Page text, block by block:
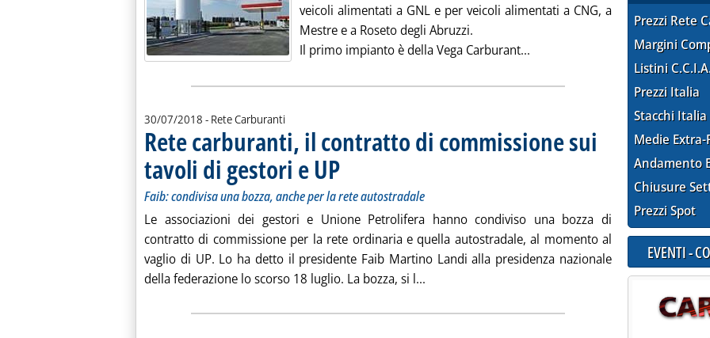
veicoli alimentati a GNL e per veicoli alimentati a CNG, a
Mestre e a Roseto degli Abruzzi.
Il primo impianto è della Vega Carburant... Leggi tutta la notizia: 'GNL
30/07/2018 - Rete Carburanti
Rete carburanti, il contratto di commissione sui
tavoli di gestori e UP. Sottotitolo: Faib: condivisa una bozza, anche per la rete autostradale
. Pubblicata lunedì 30 luglio 2018 alle 13.34.
Faib: condivisa una bozza, anche per la rete autostradale
Le associazioni dei gestori e Unione Petrolifera hanno condiviso una bozza di
contratto di commissione per la rete ordinaria e quella autostradale, al momento al
vaglio di UP. Lo ha detto il presidente Faib Martino Landi alla presidenza nazionale
della federazione lo scorso 18 luglio. La bozza, si l... Leggi tutta la notizia: 'Rete carburanti, il
Prezzi Rete
Margini
Listini
Prezzi Italia
Stacchi Italia
Medie Extra-
Andamento
Chiusure
Prezzi Spot
EVENTI -